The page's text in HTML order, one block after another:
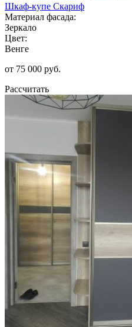
Шкаф-купе Скариф
Материал фасада:
Зеркало
Цвет:
Венге
от 75 000 руб.
Рассчитать